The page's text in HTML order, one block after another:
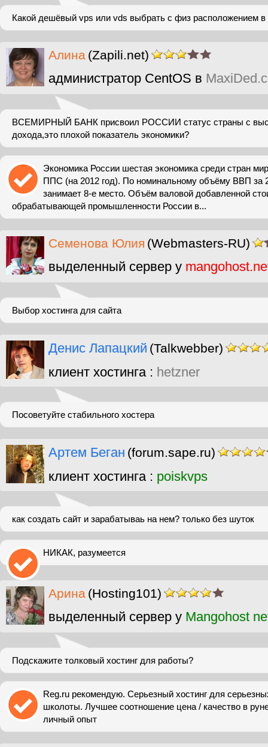
Какой дешёвый vps или vds выбрать с физ расположением в
Алина (Zapili.net)
администратор CentOS в
ВСЕМИРНЫЙ БАНК присвоил РОССИИ статус страны с
дохода,это плохой показатель экономики?
Экономика России шестая экономика среди стран
ППС (на 2012 год). По номинальному объёму ВВП за
занимает 8-е место. Объём валовой добавленной
обрабатывающей промышленности России в...
Cеменова Юлия (Webmasters-RU)
выделенный сервер у
Выбор хостинга для сайта
Денис Лапацкий (Talkwebber)
клиент хостинга : hetzner
Посоветуйте стабильного хостера
Артем Беган (forum.sape.ru)
клиент хостинга : poiskvps
как создать сайт и зарабатываь на нем? только без шуток
НИКАК, разумеется
Арина (Hosting101)
выделенный сервер у Mangohost
Подскажите толковый хостинг для работы?
Reg.ru рекомендую. Серьезный хостинг для
школоты. Лучшее соотношение цена / качество в
личный опыт